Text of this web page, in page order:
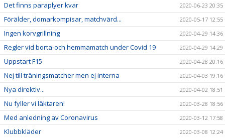
Det finns paraplyer kvar 2020-06-23 20:35
Förälder, domarkompisar, matchvärd... 2020-05-17 12:55
Ingen korvgrillning 2020-04-29 14:36
Regler vid borta-och hemmamatch under Covid 19 2020-04-29 14:29
Uppstart F15 2020-04-28 20:16
Nej till träningsmatcher men ej interna 2020-04-03 19:16
Nya direktiv... 2020-04-02 18:51
Nu fyller vi läktaren! 2020-03-28 18:56
Med anledning av Coronavirus 2020-03-12 17:58
Klubbkläder 2020-03-08 12:24